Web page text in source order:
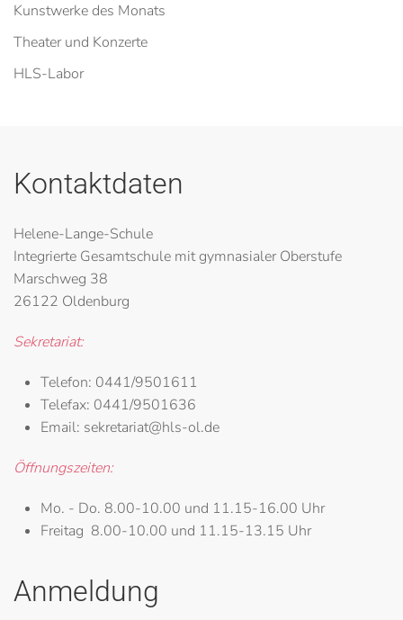
Kunstwerke des Monats
Theater und Konzerte
HLS-Labor
Kontaktdaten
Helene-Lange-Schule
Integrierte Gesamtschule mit gymnasialer Oberstufe
Marschweg 38
26122 Oldenburg
Sekretariat:
Telefon: 0441/9501611
Telefax: 0441/9501636
Email: sekretariat@hls-ol.de
Öffnungszeiten:
Mo. - Do. 8.00-10.00 und 11.15-16.00 Uhr
Freitag 8.00-10.00 und 11.15-13.15 Uhr
Anmeldung